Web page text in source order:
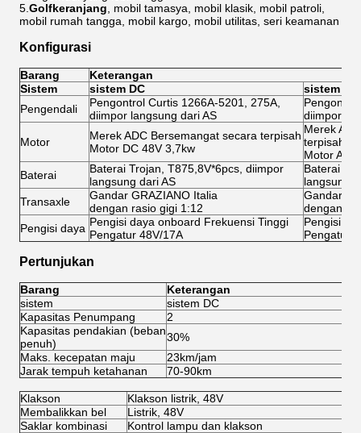
5. Golfkeranjang , mobil tamasya, mobil klasik, mobil patroli,
mobil rumah tangga, mobil kargo, mobil utilitas, seri keamanan
Konfigurasi
Barang
Keterangan
Sistem
sistem DC
sistem AC
Pengendali
Pengontrol Curtis 1266A-5201, 275A,
diimpor langsung dari AS
diimpor
Motor
Merek ADC Bersemangat secara terpisah
Motor DC 48V 3,7kw
Merek
terpisah
Motor AC
Baterai
Baterai Trojan, T875,8V*6pcs, diimpor
langsung dari AS
Baterai
langsung
Transaxle
Gandar GRAZIANO Italia
dengan rasio gigi 1:12
Gandar
dengan
Pengisi daya Pengisi daya onboard Frekuensi Tinggi
Pengatur 48V/17A
Pengisi
Pengatur
Pertunjukan
Barang
Keterangan
sistem
sistem DC
Kapasitas Penumpang
2
Kapasitas pendakian (beban
penuh)
30%
Maks. kecepatan maju
23km/jam
Jarak tempuh ketahanan
70-90km
Klakson
Klakson listrik, 48V
Membalikkan bel
Listrik, 48V
Saklar kombinasi
Kontrol lampu dan klakson